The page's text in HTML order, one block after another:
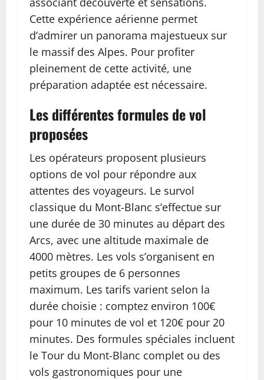
Cette expérience aérienne permet
d’admirer un panorama majestueux sur
le massif des Alpes. Pour profiter
pleinement de cette activité, une
préparation adaptée est nécessaire.
Les différentes formules de vol
proposées
Les opérateurs proposent plusieurs
options de vol pour répondre aux
attentes des voyageurs. Le survol
classique du Mont-Blanc s’effectue sur
une durée de 30 minutes au départ des
Arcs, avec une altitude maximale de
4000 mètres. Les vols s’organisent en
petits groupes de 6 personnes
maximum. Les tarifs varient selon la
durée choisie : comptez environ 100€
pour 10 minutes de vol et 120€ pour 20
minutes. Des formules spéciales incluent
le Tour du Mont-Blanc complet ou des
vols gastronomiques pour une